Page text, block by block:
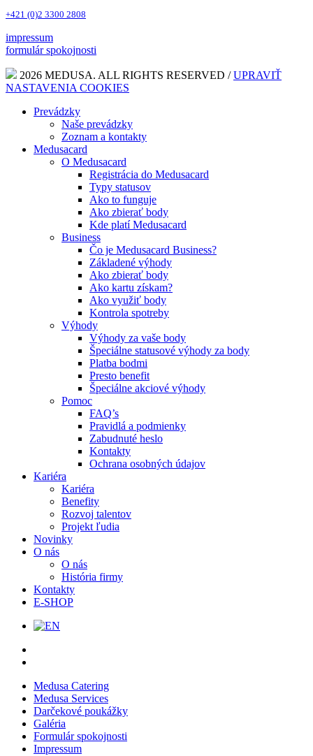
+421 (0)2 3300 2808
impressum
formulár spokojnosti
2026 MEDUSA. ALL RIGHTS RESERVED /UPRAVIŤ
NASTAVENIA COOKIES
Prevádzky
Naše prevádzky
Zoznam a kontakty
Medusacard
O Medusacard
Registrácia do Medusacard
Typy statusov
Ako to funguje
Ako zbierať body
Kde platí Medusacard
Business
Čo je Medusacard Business?
Základené výhody
Ako zbierať body
Ako kartu získam?
Ako využiť body
Kontrola spotreby
Výhody
Výhody za vaše body
Špeciálne statusové výhody za body
Platba bodmi
Presto benefit
Špeciálne akciové výhody
Pomoc
FAQ’s
Pravidlá a podmienky
Zabudnuté heslo
Kontakty
Ochrana osobných údajov
Kariéra
Kariéra
Benefity
Rozvoj talentov
Projekt ľudia
Novinky
O nás
O nás
História firmy
Kontakty
E-SHOP
Medusa Catering
Medusa Services
Darčekové poukážky
Galéria
Formulár spokojnosti
Impressum